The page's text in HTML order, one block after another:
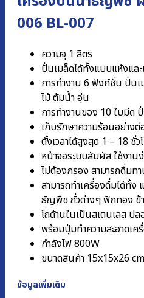
006 BL-007
ความจุ 1 ลิตร
ปั่นเมล็ดได้ทั้งแบบแห้งแล
การทำงาน 6 ฟังก์ชั่น ปั่นเ
ไม้ ต้มน้ำ อุ่น
การทำงานของ 10 ใบมีด
เก็บรักษาความร้อนอย่าง
ตั้งเวลาได้สูงสุด 1 – 18 ชั่ว
หน้าจอระบบสัมผัส ใช้งาน
ไม่ต้องกรอง สามารถดื่มทา
สามารถทำเครื่องดื่มได้ทั้
ธัญพืช ถั่วต่างๆ ฟักทอง ข้า
โถด้านในเป็นสเตนเลส ป
พร้อมปุ่มทำความสะอาดเค
กำลังไฟ 800W
ขนาดสินค้า 15x15x26
ข้อมูลเพิ่มเติม